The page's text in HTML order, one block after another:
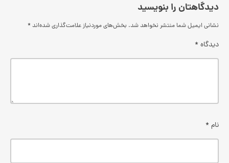
دیدگاهتان را بنویسید
نشانی ایمیل شما منتشر نخواهد شد. بخش‌های موردنیاز علامت‌گذاری شده‌اند*
دیدگاه*
نام*